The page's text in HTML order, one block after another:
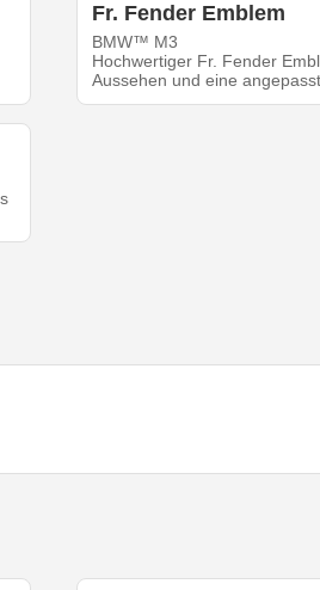
Fr. Fender Emblem
BMW™ M3
Hochwertiger Fr. Fender
Aussehen und eine